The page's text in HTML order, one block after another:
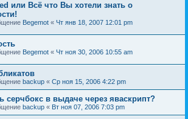
или Всё что Вы хотели знать о
Begemot « Чт янв 18, 2007 12:01 pm
Begemot « Чт ноя 30, 2006 10:55 am
backup « Ср ноя 15, 2006 4:22 pm
серчбокс в выдаче через яваскрипт?
backup « Вт ноя 07, 2006 7:03 pm